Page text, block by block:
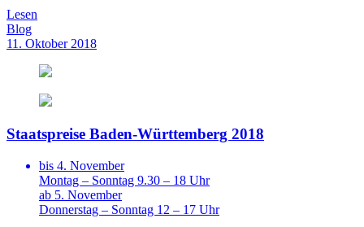
Lesen
Blog
11. Oktober 2018
Staatspreise Baden-Württemberg 2018
bis 4. November
Montag – Sonntag 9.30 – 18 Uhr
ab 5. November
Donnerstag – Sonntag 12 – 17 Uhr